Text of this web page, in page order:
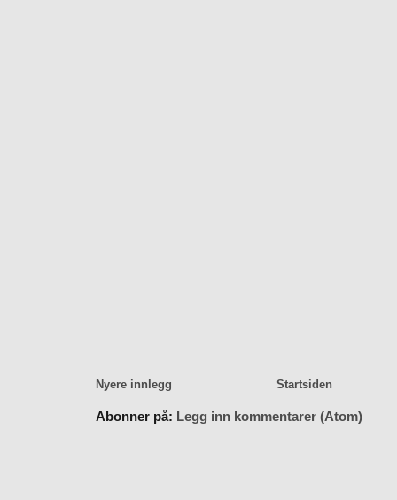
Nyere innlegg Startsiden
Abonner på: Legg inn kommentarer (Atom)